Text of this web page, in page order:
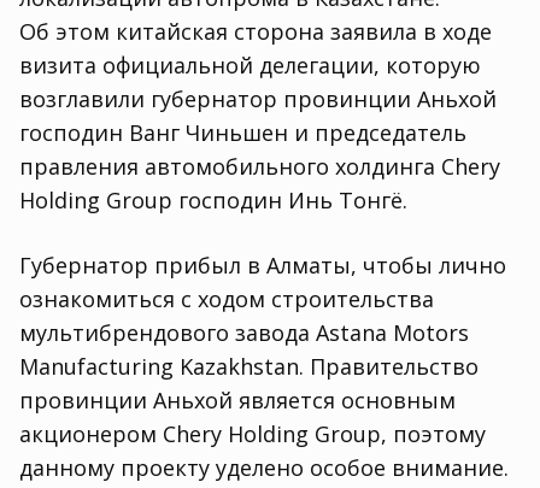
Об этом китайская сторона заявила в ходе
визита официальной делегации, которую
возглавили губернатор провинции Аньхой
господин Ванг Чиньшен и председатель
правления автомобильного холдинга Chery
Holding Group господин Инь Тонгё.
Губернатор прибыл в Алматы, чтобы лично
ознакомиться с ходом строительства
мультибрендового завода Astana Motors
Manufacturing Kazakhstan. Правительство
провинции Аньхой является основным
акционером Chery Holding Group, поэтому
данному проекту уделено особое внимание.